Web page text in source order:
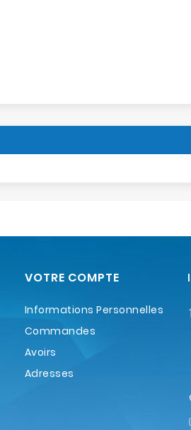
VOTRE COMPTE
Informations Personnelles
Commandes
Avoirs
Adresses